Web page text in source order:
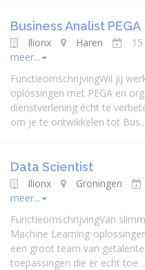
Business Analist PEGA
Ilionx Haren
meer...
FunctieomschrijvingWil jij
oplossingen met PEGA en
dienstverlening écht te
om je te ontwikkelen tot Bus...
Data Scientist
Ilionx Groningen
meer...
FunctieomschrijvingVan
Machine Learning-
een groot team van
toepassingen die er echt toe